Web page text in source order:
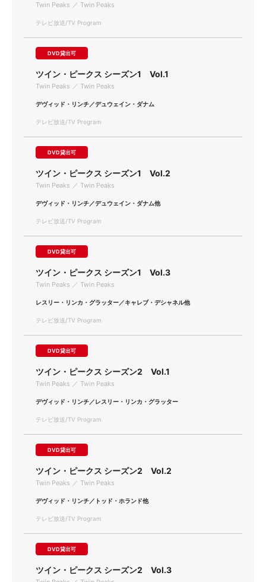
Twin Peaks ／ Twin Peaks
テレビ放送/TV Program
DVD貸出可
ツイン・ピークス シーズン1 Vol.1
Twin Peaks ／ Twin Peaks
デヴィッド・リンチ／デュウェイン・ダナム
テレビ放送/TV Program
DVD貸出可
ツイン・ピークス シーズン1 Vol.2
Twin Peaks ／ Twin Peaks
デヴィッド・リンチ／デュウェイン・ダナム他
テレビ放送/TV Program
DVD貸出可
ツイン・ピークス シーズン1 Vol.3
Twin Peaks ／ Twin Peaks
レスリー・リンカ・グラッター／キャレブ・デシャネル他
テレビ放送/TV Program
DVD貸出可
ツイン・ピークス シーズン2 Vol.1
Twin Peaks ／ Twin Peaks
デヴィッド・リンチ／レスリー・リンカ・グラッター
テレビ放送/TV Program
DVD貸出可
ツイン・ピークス シーズン2 Vol.2
Twin Peaks ／ Twin Peaks
デヴィッド・リンチ／トッド・ホランド他
テレビ放送/TV Program
DVD貸出可
ツイン・ピークス シーズン2 Vol.3